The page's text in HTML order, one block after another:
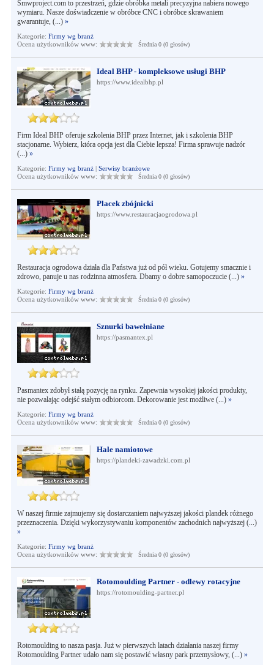
Smwproject.com to przestrzeń, gdzie obróbka metali precyzyjna nabiera nowego
wymiaru. Nasze doświadczenie w obróbce CNC i obróbce skrawaniem
gwarantuje, (...) »
Kategorie: Firmy wg branż
Ocena użytkowników www:
Średnia 0 (0 głosów)
Ideal BHP - kompleksowe usługi BHP
https://www.idealbhp.pl
Firm Ideal BHP oferuje szkolenia BHP przez Internet, jak i szkolenia BHP
stacjonarne. Wybierz, która opcja jest dla Ciebie lepsza! Firma sprawuje nadzór
(...) »
Kategorie: Firmy wg branż| Serwisy branżowe
Ocena użytkowników www:
Średnia 0 (0 głosów)
Placek zbójnicki
https://www.restauracjaogrodowa.pl
Restauracja ogrodowa działa dla Państwa już od pół wieku. Gotujemy smacznie i
zdrowo, panuje u nas rodzinna atmosfera. Dbamy o dobre samopoczucie (...) »
Kategorie: Firmy wg branż
Ocena użytkowników www:
Średnia 0 (0 głosów)
Sznurki bawełniane
https://pasmantex.pl
Pasmantex zdobył stałą pozycję na rynku. Zapewnia wysokiej jakości produkty,
nie pozwalając odejść stałym odbiorcom. Dekorowanie jest możliwe (...) »
Kategorie: Firmy wg branż
Ocena użytkowników www:
Średnia 0 (0 głosów)
Hale namiotowe
https://plandeki-zawadzki.com.pl
W naszej firmie zajmujemy się dostarczaniem najwyższej jakości plandek różnego
przeznaczenia. Dzięki wykorzystywaniu komponentów zachodnich najwyższej (...)
»
Kategorie: Firmy wg branż
Ocena użytkowników www:
Średnia 0 (0 głosów)
Rotomoulding Partner - odlewy rotacyjne
https://rotomoulding-partner.pl
Rotomoulding to nasza pasja. Już w pierwszych latach działania naszej firmy
Rotomoulding Partner udało nam się postawić własny park przemysłowy, (...) »